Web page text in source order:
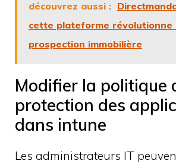
découvrez aussi :
cette plateforme révolutionne
prospection immobilière
Modifier la politique
protection des
dans intune
Les administrateurs IT